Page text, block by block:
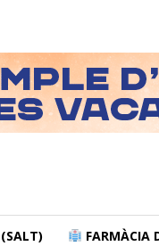
FARMÀCIA